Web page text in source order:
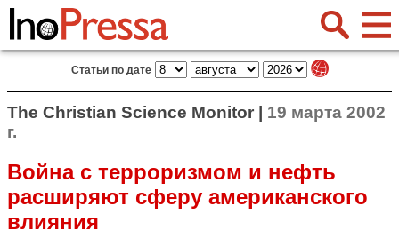
Статьи по дате
The Christian Science Monitor | 19 марта 2002
г.
Война с терроризмом и нефть
расширяют сферу американского
влияния